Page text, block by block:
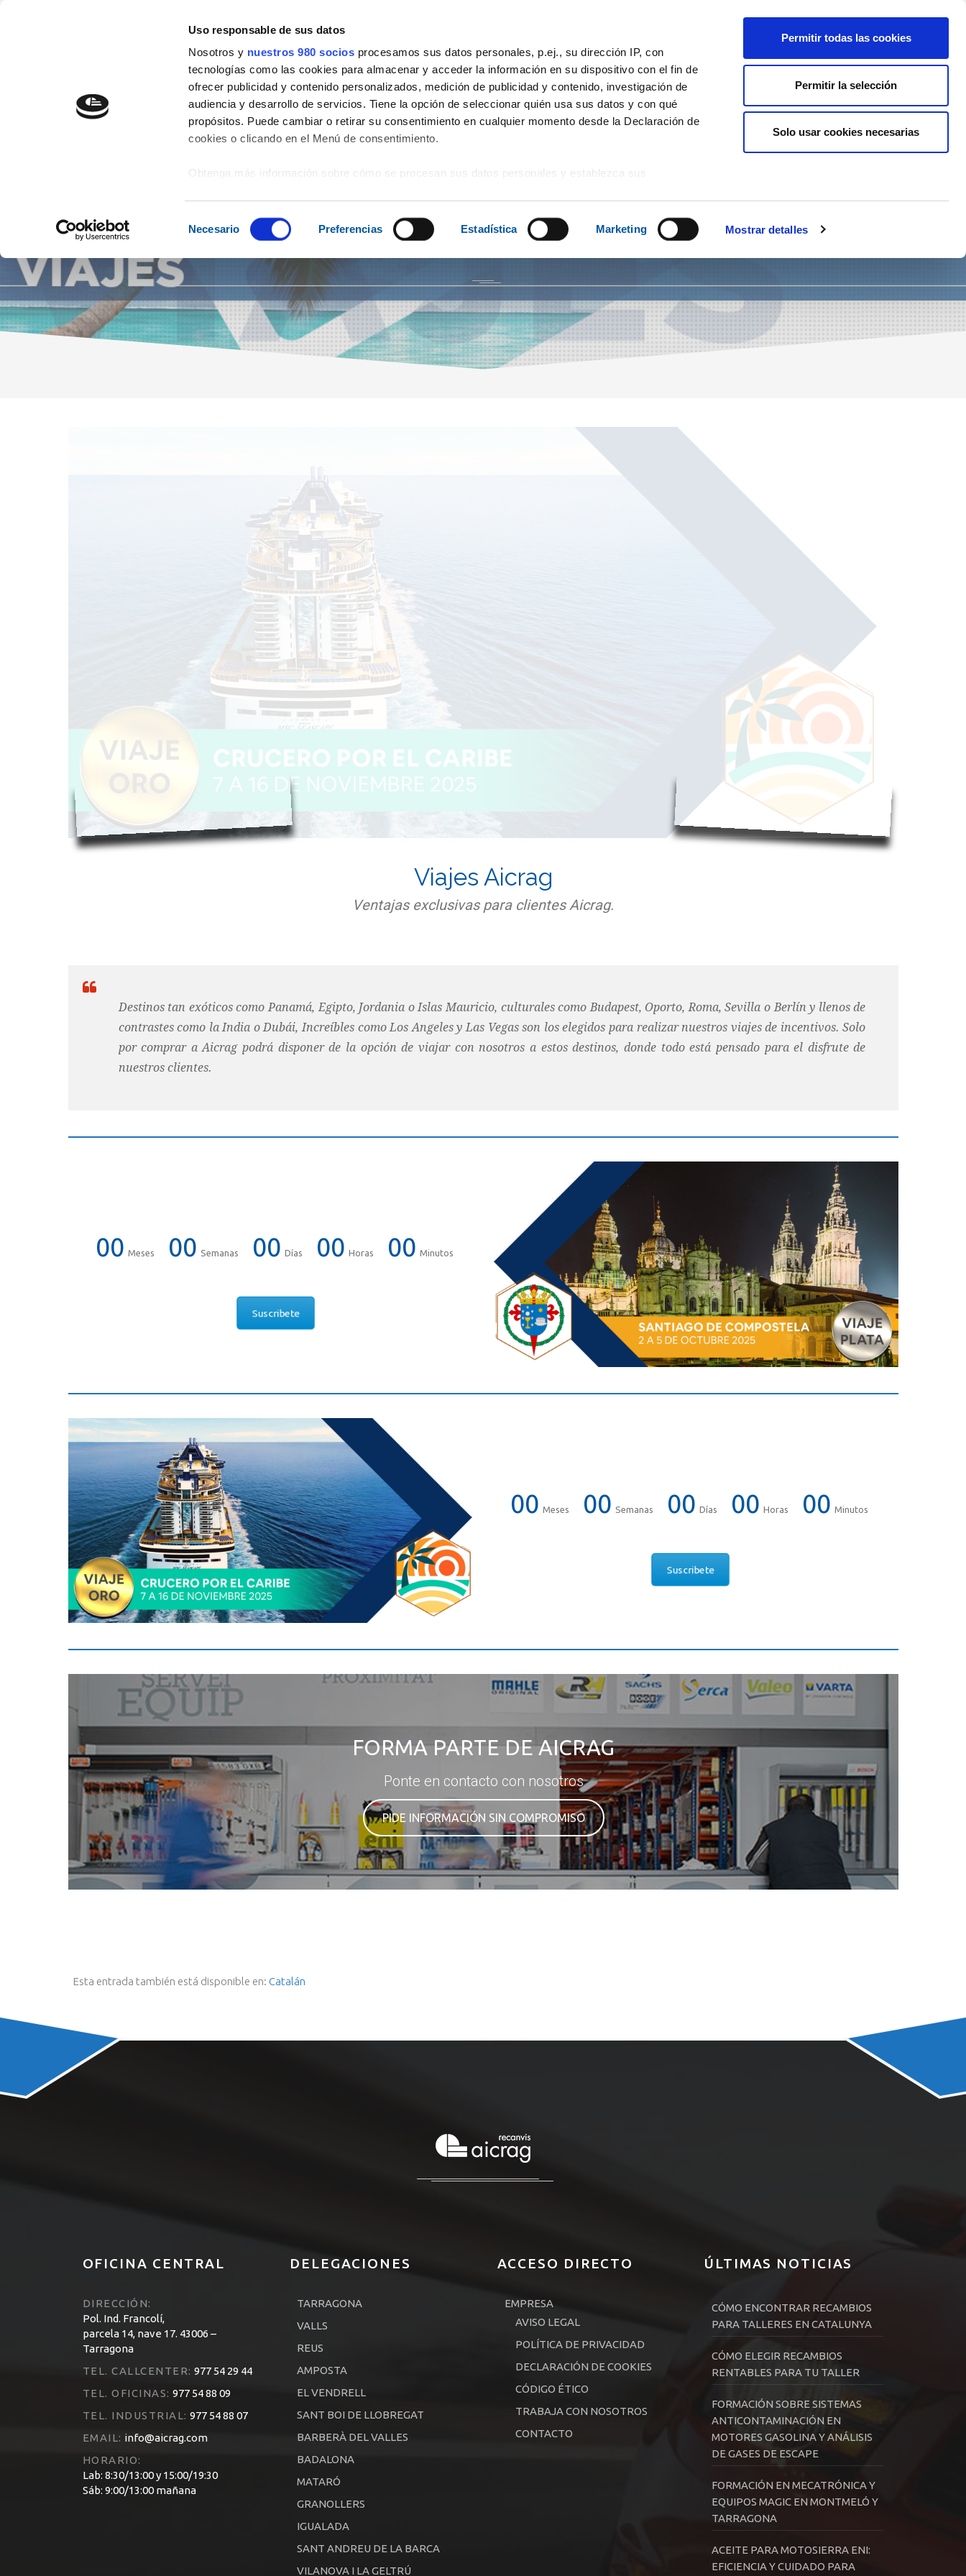
Uso responsable de sus datos
Nosotros y nuestros 980 socios procesamos sus datos personales, p.ej., su dirección IP, con
tecnologías como las cookies para almacenar y acceder la información en su dispositivo con el fin de
ofrecer publicidad y contenido personalizados, medición de publicidad y contenido, investigación de
audiencia y desarrollo de servicios. Tiene la opción de seleccionar quién usa sus datos y con qué
propósitos. Puede cambiar o retirar su consentimiento en cualquier momento desde la Declaración de
cookies o clicando en el Menú de consentimiento.
Obtenga más información sobre cómo se procesan sus datos personales y establezca sus
Las cookies de este sitio web se usan para personalizar el contenido y los anuncios, ofrecer funciones
de redes sociales y analizar el tráfico. Además, compartimos información sobre el uso que haga del
sitio web con nuestros partners de redes sociales, publicidad y análisis web, quienes pueden
combinarla con otra información que les haya proporcionado o que hayan recopilado a partir del uso
que haya hecho de sus servicios.
de
Necesario Preferencias Estadística Marketing Mostrar detalles
Permitir todas las cookies
Permitir la selección
Solo usar cookies necesarias
info@aicrag.com
EMPRESA EXPO2023 PRODUCTOS SERVICIOS EVENTOS VIAJES SOPORTE NOTICIAS CONTACTO ES CA
Viajes Aicrag
Ventajas exclusivas para clientes Aicrag.
Destinos tan exóticos como Panamá, Egipto, Jordania o Islas Mauricio, culturales como Budapest, Oporto, Roma, Sevilla o Berlín y llenos de
contrastes como la India o Dubái, Increíbles como Los Angeles y Las Vegas son los elegidos para realizar nuestros viajes de incentivos. Solo
por comprar a Aicrag podrá disponer de la opción de viajar con nosotros a estos destinos, donde todo está pensado para el disfrute de
nuestros clientes.
00 Meses 00 Semanas 00 Días 00 Horas 00 Minutos
Suscribete
00 Meses 00 Semanas 00 Días 00 Horas 00 Minutos
Suscribete
FORMA PARTE DE AICRAG
Ponte en contacto con nosotros
PIDE INFORMACIÓN SIN COMPROMISO
Esta entrada también está disponible en: Catalán
OFICINA CENTRAL
DIRECCIÓN:
Pol. Ind. Francolí,
parcela 14, nave 17. 43006 –
Tarragona
TEL. CALLCENTER: 977 54 29 44
TEL. OFICINAS: 977 54 88 09
TEL. INDUSTRIAL: 977 54 88 07
EMAIL: info@aicrag.com
HORARIO:
Lab: 8:30/13:00 y 15:00/19:30
Sáb: 9:00/13:00 mañana
DELEGACIONES
TARRAGONA
VALLS
REUS
AMPOSTA
EL VENDRELL
SANT BOI DE LLOBREGAT
BARBERÀ DEL VALLES
BADALONA
MATARÓ
GRANOLLERS
IGUALADA
SANT ANDREU DE LA BARCA
VILANOVA I LA GELTRÚ
ACCESO DIRECTO
EMPRESA
AVISO LEGAL
POLÍTICA DE PRIVACIDAD
DECLARACIÓN DE COOKIES
CÓDIGO ÉTICO
TRABAJA CON NOSOTROS
CONTACTO
ÚLTIMAS NOTICIAS
CÓMO ENCONTRAR RECAMBIOS
PARA TALLERES EN CATALUNYA
CÓMO ELEGIR RECAMBIOS
RENTABLES PARA TU TALLER
FORMACIÓN SOBRE SISTEMAS
ANTICONTAMINACIÓN EN
MOTORES GASOLINA Y ANÁLISIS
DE GASES DE ESCAPE
FORMACIÓN EN MECATRÓNICA Y
EQUIPOS MAGIC EN MONTMELÓ Y
TARRAGONA
ACEITE PARA MOTOSIERRA ENI:
EFICIENCIA Y CUIDADO PARA